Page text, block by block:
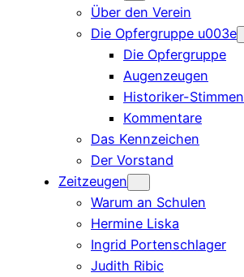
Über den Verein
Die Opfergruppe u003e
Die Opfergruppe
Augenzeugen
Historiker-Stimmen
Kommentare
Das Kennzeichen
Der Vorstand
Zeitzeugen
Warum an Schulen
Hermine Liska
Ingrid Portenschlager
Judith Ribic